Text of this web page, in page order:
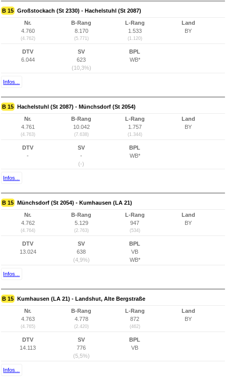
B 15 Großstockach (St 2330) - Hachelstuhl (St 2087)
Nr.
4.760
(4.762)
B-Rang
8.170
(5.771)
L-Rang
1.533
(1.120)
Land
BY
DTV
6.044
SV
623
(10,3%)
BPL
WB*
Infos...
B 15 Hachelstuhl (St 2087) - Münchsdorf (St 2054)
Nr.
4.761
(4.763)
B-Rang
10.042
(7.638)
L-Rang
1.757
(1.344)
Land
BY
DTV
-
SV
-
(-)
BPL
WB*
Infos...
B 15 Münchsdorf (St 2054) - Kumhausen (LA 21)
Nr.
4.762
(4.764)
B-Rang
5.129
(2.763)
L-Rang
947
(534)
Land
BY
DTV
13.024
SV
638
(4,9%)
BPL
VB
WB*
Infos...
B 15 Kumhausen (LA 21) - Landshut, Alte Bergstraße
Nr.
4.763
(4.765)
B-Rang
4.778
(2.420)
L-Rang
872
(462)
Land
BY
DTV
14.113
SV
776
(5,5%)
BPL
VB
Infos...